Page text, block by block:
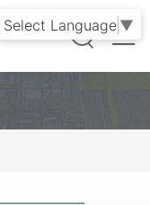
Select Language ▼